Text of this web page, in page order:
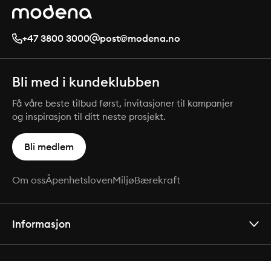
+47 3800 3000 post@modena.no
Bli med i kundeklubben
Få våre beste tilbud først, invitasjoner til kampanjer
og inspirasjon til ditt neste prosjekt.
Bli medlem
Om ossÅpenhetslovenMiljøBærekraft
Informasjon